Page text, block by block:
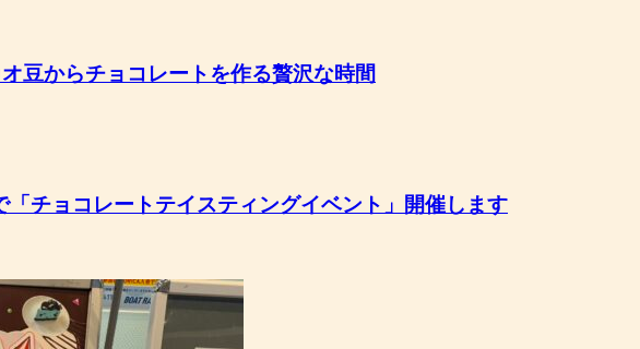
豆からチョコレートを作る贅沢な時間
「チョコレートテイスティングイベント」開催します